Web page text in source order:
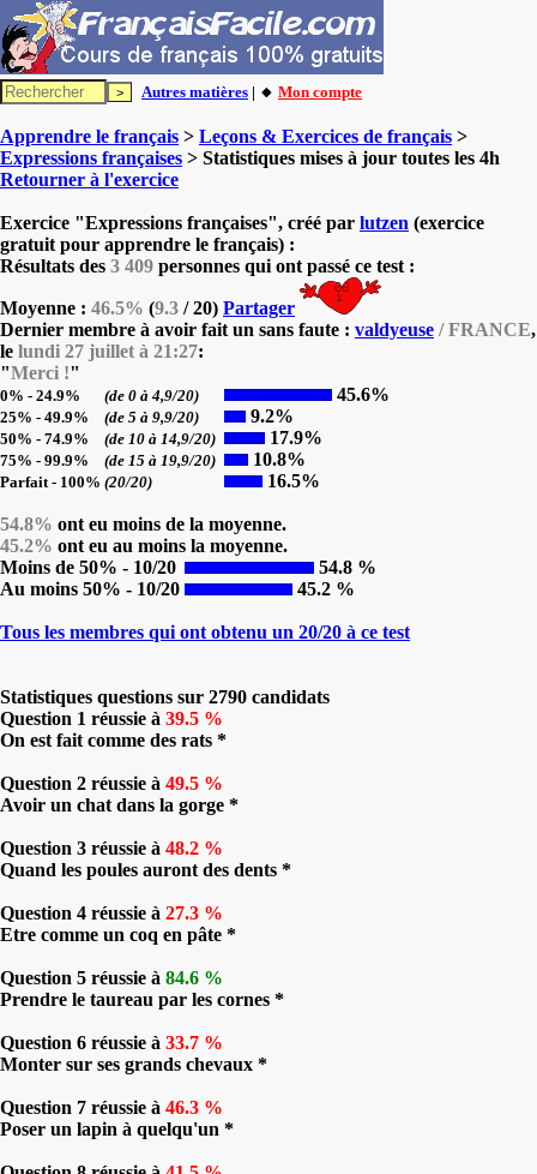
Autres matières | 🔸 Mon compte
Apprendre le français > Leçons & Exercices de français >
Expressions françaises > Statistiques mises à jour toutes les 4h
Retourner à l'exercice
Exercice "Expressions françaises", créé par lutzen (exercice
gratuit pour apprendre le français) :
Résultats des 3 409 personnes qui ont passé ce test :
Moyenne : 46.5% (9.3 / 20) Partager
Dernier membre à avoir fait un sans faute : valdyeuse / FRANCE,
le lundi 27 juillet à 21:27:
"Merci !"
0% - 24.9% (de 0 à 4,9/20) 45.6%
25% - 49.9% (de 5 à 9,9/20) 9.2%
50% - 74.9% (de 10 à 14,9/20) 17.9%
75% - 99.9% (de 15 à 19,9/20) 10.8%
Parfait - 100% (20/20) 16.5%
54.8% ont eu moins de la moyenne.
45.2% ont eu au moins la moyenne.
Moins de 50% - 10/20
54.8 %
Au moins 50% - 10/20
45.2 %
Tous les membres qui ont obtenu un 20/20 à ce test
Statistiques questions sur 2790 candidats
Question 1 réussie à 39.5 %
On est fait comme des rats *
Question 2 réussie à 49.5 %
Avoir un chat dans la gorge *
Question 3 réussie à 48.2 %
Quand les poules auront des dents *
Question 4 réussie à 27.3 %
Etre comme un coq en pâte *
Question 5 réussie à 84.6 %
Prendre le taureau par les cornes *
Question 6 réussie à 33.7 %
Monter sur ses grands chevaux *
Question 7 réussie à 46.3 %
Poser un lapin à quelqu'un *